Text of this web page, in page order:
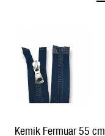
Kemik Fermuar 55